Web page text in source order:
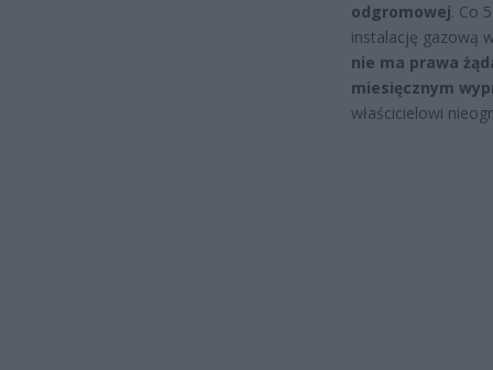
odgromowej. Co
instalację gazową
nie ma prawa
miesięcznym
właścicielowi